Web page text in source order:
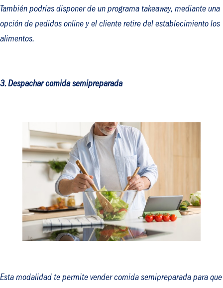
También podrías disponer de un programa takeaway, mediante una
opción de pedidos online y el cliente retire del establecimiento los
alimentos.
3. Despachar comida semipreparada
Esta modalidad te permite vender comida semipreparada para que